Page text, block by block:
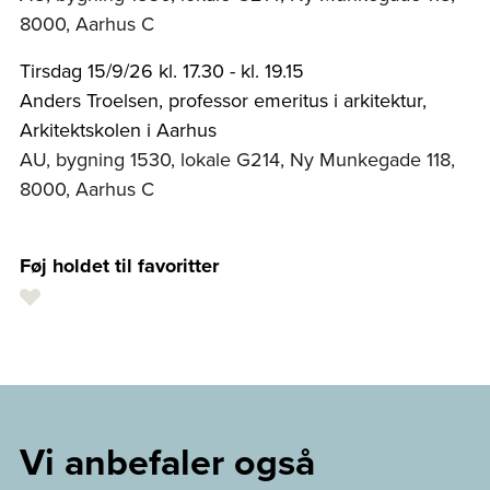
8000, Aarhus C
Tirsdag 15/9/26 kl. 17.30 - kl. 19.15
Anders Troelsen, professor emeritus i arkitektur,
Arkitektskolen i Aarhus
AU, bygning 1530, lokale G214, Ny Munkegade 118,
8000, Aarhus C
Føj holdet til favoritter
Vi anbefaler også